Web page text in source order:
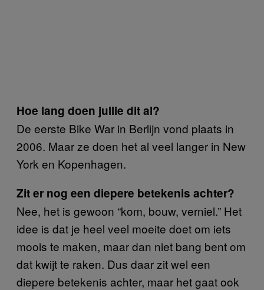
Hoe lang doen jullie dit al?
De eerste Bike War in Berlijn vond plaats in
2006. Maar ze doen het al veel langer in New
York en Kopenhagen.
Zit er nog een diepere betekenis achter?
Nee, het is gewoon “kom, bouw, verniel.” Het
idee is dat je heel veel moeite doet om iets
moois te maken, maar dan niet bang bent om
dat kwijt te raken. Dus daar zit wel een
diepere betekenis achter, maar het gaat ook